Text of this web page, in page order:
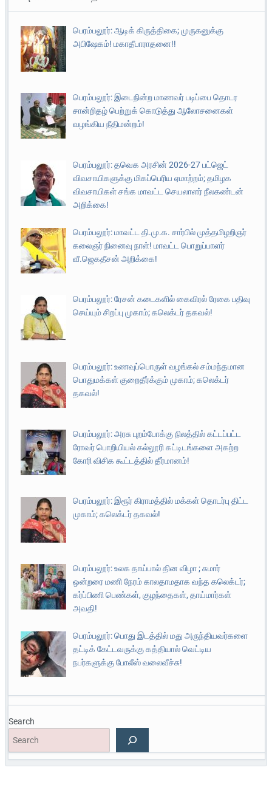
பெரம்பலூர்: ஆடிக் கிருத்திகை; முருகனுக்கு
அபிஷேகம்! மகாதீபாராதனை!!
பெரம்பலூர்: இடைநின்ற மாணவர் படிப்பை தொடர
சான்றிதழ் பெற்றுக் கொடுத்து ஆலோசனைகள்
வழங்கிய நீதிமன்றம்!
பெரம்பலூர்: தவெக அரசின் 2026-27 பட்ஜெட்
விவசாயிகளுக்கு மிகப்பெரிய ஏமாற்றம்; தமிழக
விவசாயிகள் சங்க மாவட்ட செயலாளர் நீலகண்டன்
அறிக்கை!
பெரம்பலூர்: மாவட்ட தி.மு.க. சார்பில் முத்தமிழறிஞர்
கலைஞர் நினைவு நாள்! மாவட்ட பொறுப்பாளர்
வீ.ஜெகதீசன் அறிக்கை!
பெரம்பலூர்: ரேசன் கடைகளில் கைவிரல் ரேகை பதிவு
செய்யும் சிறப்பு முகாம்; கலெக்டர் தகவல்!
பெரம்பலூர்: உணவுப்பொருள் வழங்கல் சம்மந்தமான
பொதுமக்கள் குறைதீர்க்கும் முகாம்; கலெக்டர்
தகவல்!
பெரம்பலூர்: அரசு புறம்போக்கு நிலத்தில் கட்டப்பட்ட
ரோவர் பொறியியல் கல்லூரி கட்டிடங்களை அகற்ற
கோரி விசிக கூட்டத்தில் தீர்மானம்!
பெரம்பலூர்: இரூர் கிராமத்தில் மக்கள் தொடர்பு திட்ட
முகாம்; கலெக்டர் தகவல்!
பெரம்பலூர்: உலக தாய்பால் தின விழா ; சுமார்
ஒன்றரை மணி நேரம் காலதாமதாக வந்த கலெக்டர்;
கர்ப்பிணி பெண்கள், குழந்தைகள், தாய்மார்கள்
அவதி!
பெரம்பலூர்: பொது இடத்தில் மது அருந்தியவர்களை
தட்டிக் கேட்டவருக்கு கத்தியால் வெட்டிய
நபர்களுக்கு போலீஸ் வலைவீச்சு!
Search